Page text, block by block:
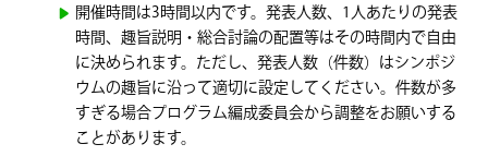
開催時間は3時間以内です。発表人数、1人あたりの発表
時間、趣旨説明・総合討論の配置等はその時間内で自由
に決められます。ただし、発表人数（件数）はシンポジ
ウムの趣旨に沿って適切に設定してください。件数が多
すぎる場合プログラム編成委員会から調整をお願いする
ことがあります。